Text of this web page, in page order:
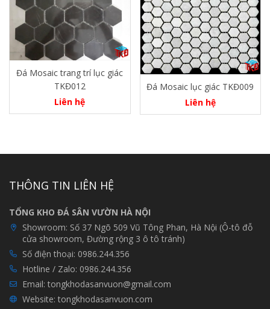
Đá Mosaic trang trí lục giác
TKĐ012
Liên hệ
Đá Mosaic lục giác TKĐ009
Liên hệ
THÔNG TIN LIÊN HỆ
TỔNG KHO ĐÁ SÂN VƯỜN HÀ NỘI
Showroom: Số 37 Ngõ 509 Vũ Tông Phan, Hà Nội (Ô-tô đỗ
cửa showroom, Đường rộng 3 ô tô tránh)
Số điện thoại: 0986.244.356
Hotline / Zalo: 0986.244.356
Email: tongkhodasanvuon@gmail.com
Website: tongkhodasanvuon.com